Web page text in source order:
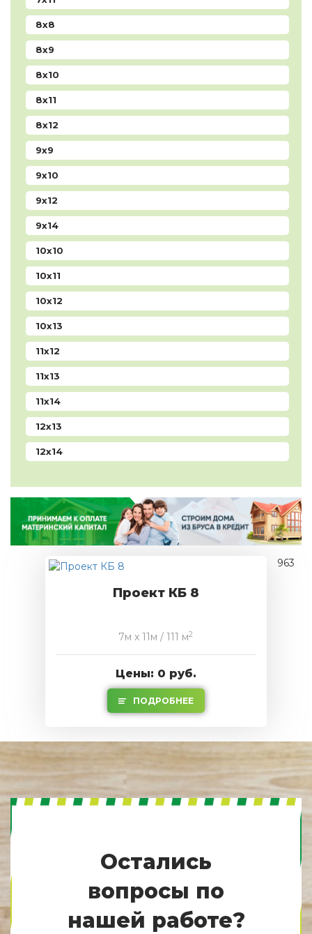
8x8
8x9
8x10
8x11
8x12
9x9
9x10
9x12
9x14
10x10
10x11
10x12
10x13
11x12
11x13
11x14
12x13
12x14
963
Проект КБ 8
7м x 11м / 111 м2
Цены: 0 руб.
ПОДРОБНЕЕ
Остались
вопросы по
нашей работе?